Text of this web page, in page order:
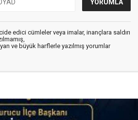
edici cümleler veya imalar, inançlara saldırı
ve büyük harflerle yazılmış yorumlar